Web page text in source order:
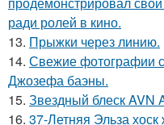
ради ролей в кино.
13. Прыжки через линию.
14. Свежие фотографии
Джозефа баэны.
15. Звездный блеск AVN
16. 37-Летняя Эльза хоск